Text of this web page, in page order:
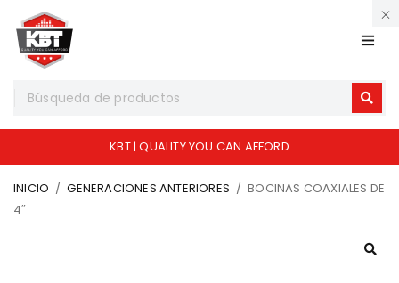
KBT | QUALITY YOU CAN AFFORD
INICIO / GENERACIONES ANTERIORES / BOCINAS COAXIALES DE
4″